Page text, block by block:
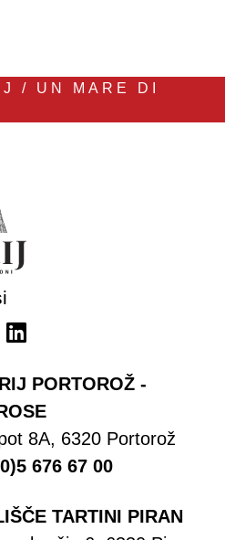
/ UN MARE DI
PORTOROŽ -
8A, 6320 Portorož
676 67 00
TARTINI PIRAN